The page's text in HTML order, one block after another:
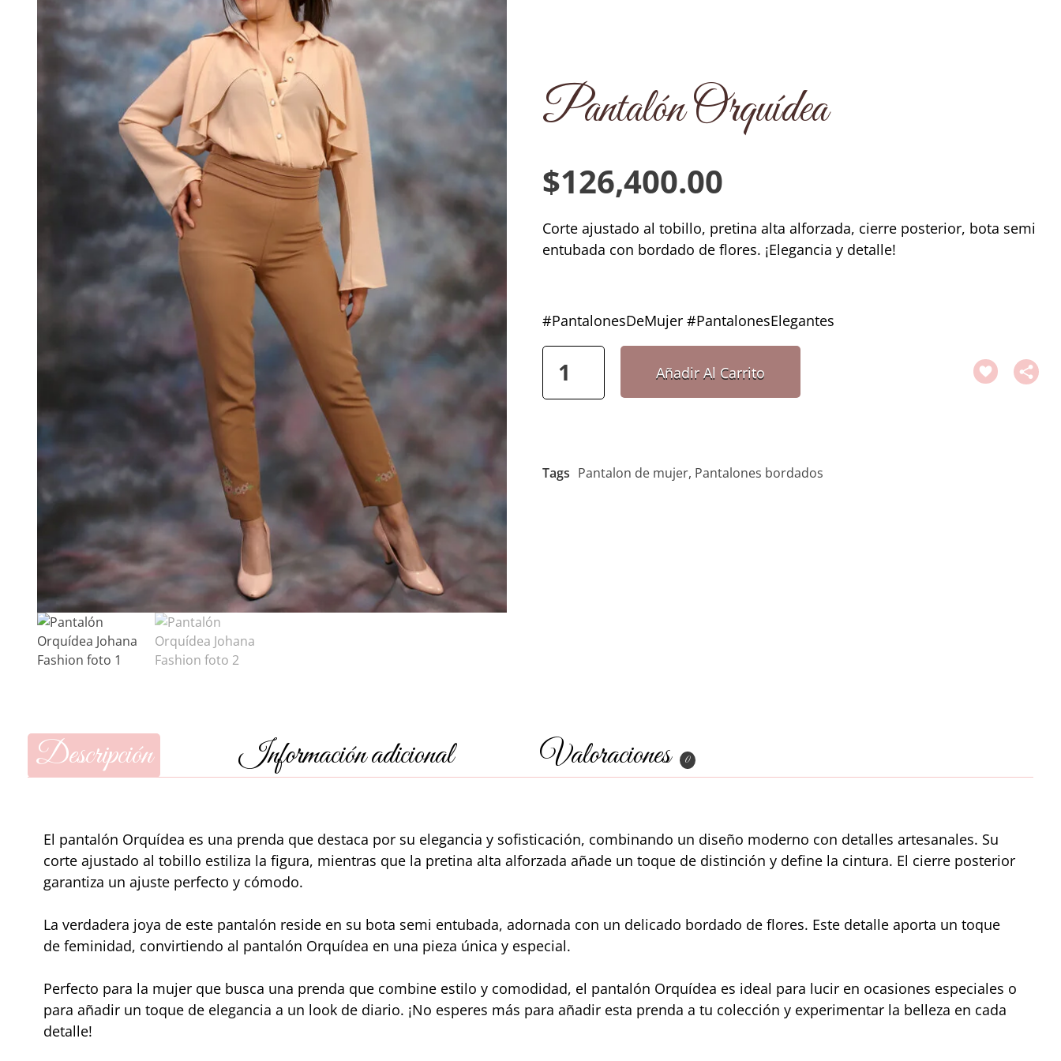
Pantalón Orquídea
$126,400.00
Corte ajustado al tobillo, pretina alta alforzada, cierre posterior, bota semi
entubada con bordado de flores. ¡Elegancia y detalle!
#PantalonesDeMujer #PantalonesElegantes
Añadir Al Carrito
Tags Pantalon de mujer, Pantalones bordados
Descripción Información adicional Valoraciones 0
El pantalón Orquídea es una prenda que destaca por su elegancia y sofisticación, combinando un diseño moderno con detalles artesanales. Su
corte ajustado al tobillo estiliza la figura, mientras que la pretina alta alforzada añade un toque de distinción y define la cintura. El cierre posterior
garantiza un ajuste perfecto y cómodo.
La verdadera joya de este pantalón reside en su bota semi entubada, adornada con un delicado bordado de flores. Este detalle aporta un toque
de feminidad, convirtiendo al pantalón Orquídea en una pieza única y especial.
Perfecto para la mujer que busca una prenda que combine estilo y comodidad, el pantalón Orquídea es ideal para lucir en ocasiones especiales o
para añadir un toque de elegancia a un look de diario. ¡No esperes más para añadir esta prenda a tu colección y experimentar la belleza en cada
detalle!